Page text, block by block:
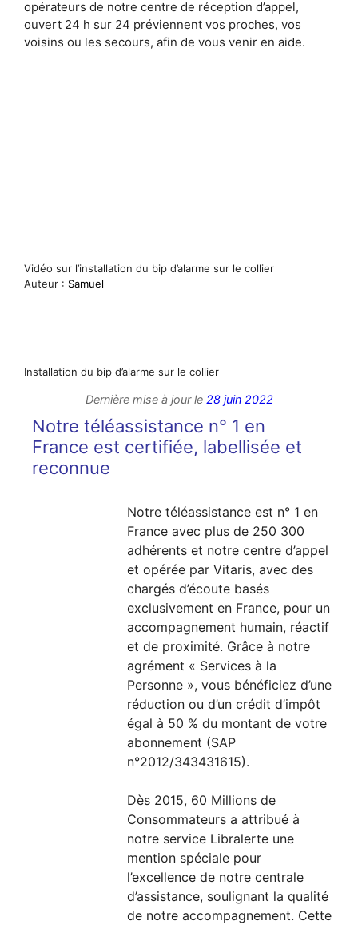
opérateurs de notre centre de réception d’appel,
ouvert 24 h sur 24 préviennent vos proches, vos
voisins ou les secours, afin de vous venir en aide.
Vidéo sur l’installation du bip d’alarme sur le collier
Auteur : Samuel
Installation du bip d’alarme sur le collier
Dernière mise à jour le 28 juin 2022
Notre téléassistance n° 1 en
France est certifiée, labellisée et
reconnue
Notre téléassistance est n° 1 en
France avec plus de 250 300
adhérents et notre centre d’appel
et opérée par Vitaris, avec des
chargés d’écoute basés
exclusivement en France, pour un
accompagnement humain, réactif
et de proximité. Grâce à notre
agrément « Services à la
Personne », vous bénéficiez d’une
réduction ou d’un crédit d’impôt
égal à 50 % du montant de votre
abonnement (SAP
n°2012/343431615).
Dès 2015, 60 Millions de
Consommateurs a attribué à
notre service Libralerte une
mention spéciale pour
l’excellence de notre centrale
d’assistance, soulignant la qualité
de notre accompagnement. Cette